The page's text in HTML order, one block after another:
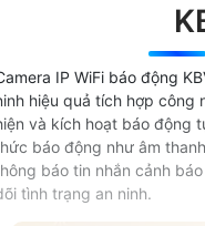
IP WiFi báo động
hiệu quả tích hợp công
và kích hoạt báo động
báo động như âm
báo tin nhắn cảnh
tình trạng an ninh.